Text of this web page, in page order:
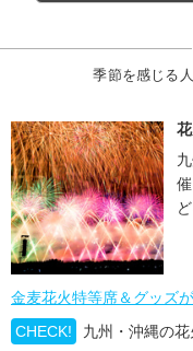
季節を感じる
金麦花火特等席＆グッズ
CHECK!
九州・沖縄の